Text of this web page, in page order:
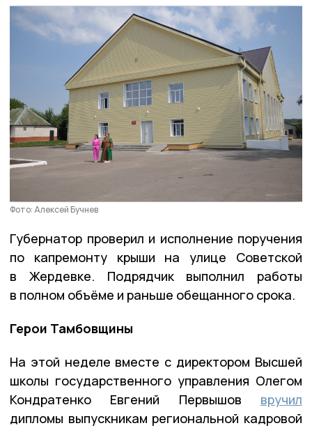
Фото: Алексей Бучнев
Губернатор проверил и исполнение поручения
по капремонту крыши на улице Советской
в Жердевке. Подрядчик выполнил работы
в полном объёме и раньше обещанного срока.
Герои Тамбовщины
На этой неделе вместе с директором Высшей
школы государственного управления Олегом
Кондратенко Евгений Первышов вручил
дипломы выпускникам региональной кадровой